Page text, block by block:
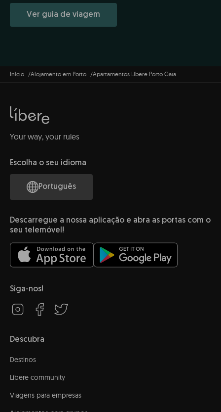
Ver guia de viagem
Início Alojamento em Porto Apartamentos Líbere Porto Gaia
Your way, your rules
Escolha o seu idioma
Português
Descarregue a nossa aplicação e abra as portas com o
seu telemóvel!
Siga-nos!
Descubra
Destinos
Líbere community
Viagens para empresas